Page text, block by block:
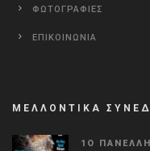
ΦΩΤΟΓΡΑΦΙΕΣ
ΕΠΙΚΟΙΝΩΝΙΑ
ΜΕΛΛΟΝΤΙΚΑ
1Ο